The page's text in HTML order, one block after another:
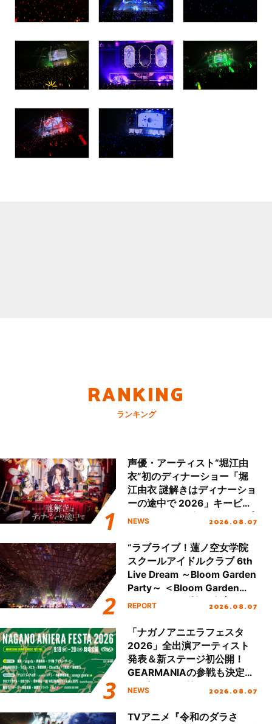
RANKING
ランキング
声優・アーティスト“堀江由
衣”初のディナーショー「堀
江由衣 謎解きはディナーショ
ーの途中で 2026」キービジ
ュアル＆グッズラインナップ
NEWS 2026.08.07
“ラブライブ！蓮ノ空女学院
スクールアイドルクラブ 6th
Live Dream ～Bloom Garden
Party～ ＜Bloom Garden
Party Stage／埼玉公演＞”
REPORT 2026.08.07
「ナガノアニエラフェスタ
2026」全出演アーティスト
発表＆新ステージ初公開！
GEARMANIAの参戦も決定
し、初となる第3ステージの
NEWS 2026.08.07
TVアニメ『令和のダラさ